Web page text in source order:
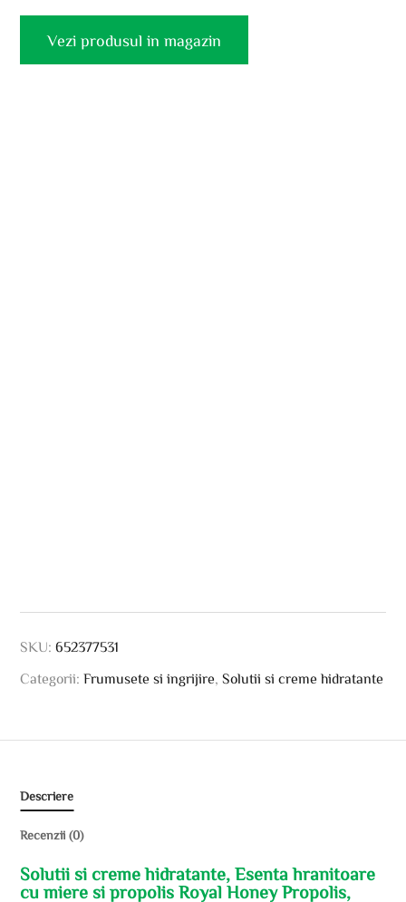
Vezi produsul in magazin
SKU:652377531
Categorii:Frumusete si ingrijire ,Solutii si creme hidratante
Descriere
Recenzii (0)
Solutii si creme hidratante, Esenta hranitoare
cu miere si propolis Royal Honey Propolis,